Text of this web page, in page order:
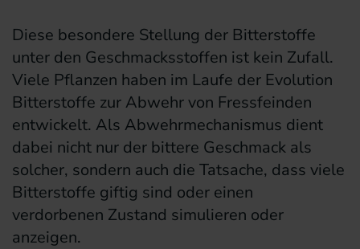
Diese besondere Stellung der Bitterstoffe
unter den Geschmacksstoffen ist kein Zufall.
Viele Pflanzen haben im Laufe der Evolution
Bitterstoffe zur Abwehr von Fressfeinden
entwickelt. Als Abwehrmechanismus dient
dabei nicht nur der bittere Geschmack als
solcher, sondern auch die Tatsache, dass viele
Bitterstoffe giftig sind oder einen
verdorbenen Zustand simulieren oder
anzeigen.